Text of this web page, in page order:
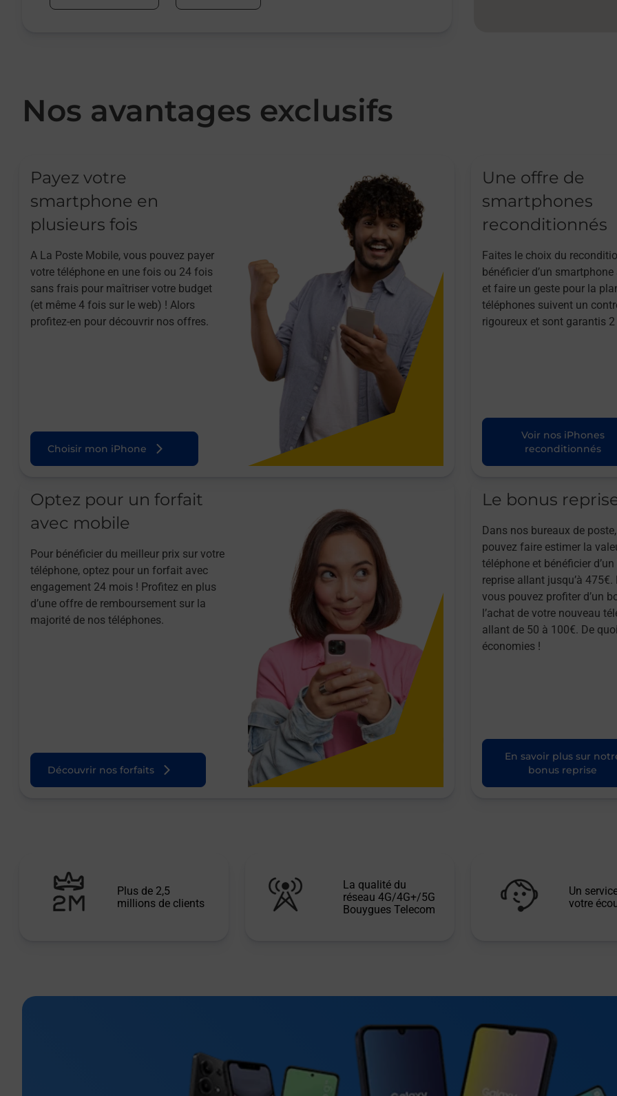
Nos avantages exclusifs
Payez votre
smartphone en
plusieurs fois
A La Poste Mobile, vous pouvez payer
votre téléphone en une fois ou 24 fois
sans frais pour maîtriser votre budget
(et même 4 fois sur le web) ! Alors
profitez-en pour découvrir nos offres.
Choisir mon iPhone
Une offre de
smartphones
reconditionnés
Faites le choix du
bénéficier d’un
et faire un geste pour la
téléphones suivent un
rigoureux et sont garantis 2
Voir nos iPhones
reconditionnés
Optez pour un forfait
avec mobile
Pour bénéficier du meilleur prix sur votre
téléphone, optez pour un forfait avec
engagement 24 mois ! Profitez en plus
d’une offre de remboursement sur la
majorité de nos téléphones.
Découvrir nos forfaits
Le bonus
Dans nos bureaux de
pouvez faire estimer la
téléphone et bénéficier
reprise allant jusqu’à 475€.
vous pouvez profiter d’un
l’achat de votre nouveau
allant de 50 à 100€. De
économies !
En savoir plus sur
bonus reprise
Plus de 2,5
millions de clients
La qualité du
réseau 4G/4G+/5G
Bouygues Telecom
Un
votre